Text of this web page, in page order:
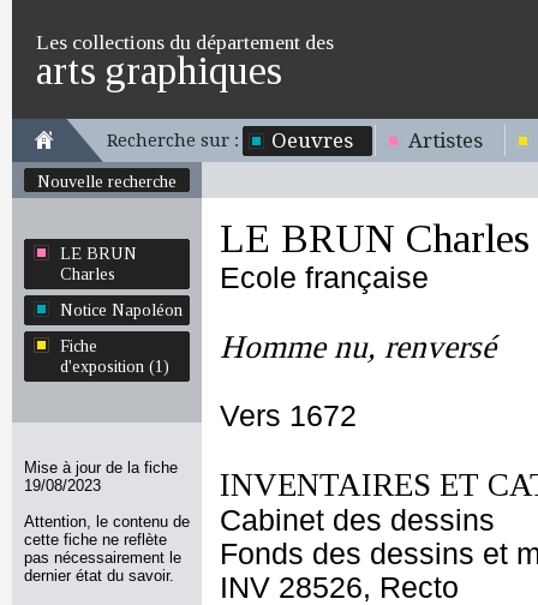
Les collections du département des
arts graphiques
Recherche sur : Oeuvres Artistes
Nouvelle recherche
LE BRUN
Charles
Notice Napoléon
Fiche
d'exposition (1)
Mise à jour de la fiche
19/08/2023
Attention, le contenu de
cette fiche ne reflète
pas nécessairement le
dernier état du savoir.
LE BRUN Charles
Ecole française
Homme nu, renversé
Vers 1672
INVENTAIRES ET
Cabinet des dessins
Fonds des dessins et
INV 28526, Recto